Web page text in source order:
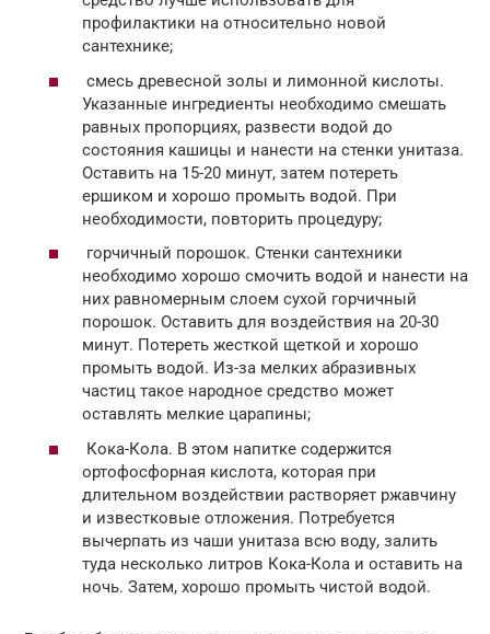
профилактики на относительно новой
сантехнике;
смесь древесной золы и лимонной кислоты.
Указанные ингредиенты необходимо смешать
равных пропорциях, развести водой до
состояния кашицы и нанести на стенки унитаза.
Оставить на 15-20 минут, затем потереть
ершиком и хорошо промыть водой. При
необходимости, повторить процедуру;
горчичный порошок. Стенки сантехники
необходимо хорошо смочить водой и нанести на
них равномерным слоем сухой горчичный
порошок. Оставить для воздействия на 20-30
минут. Потереть жесткой щеткой и хорошо
промыть водой. Из-за мелких абразивных
частиц такое народное средство может
оставлять мелкие царапины;
Кока-Кола. В этом напитке содержится
ортофосфорная кислота, которая при
длительном воздействии растворяет ржавчину
и известковые отложения. Потребуется
вычерпать из чаши унитаза всю воду, залить
туда несколько литров Кока-Кола и оставить на
ночь. Затем, хорошо промыть чистой водой.